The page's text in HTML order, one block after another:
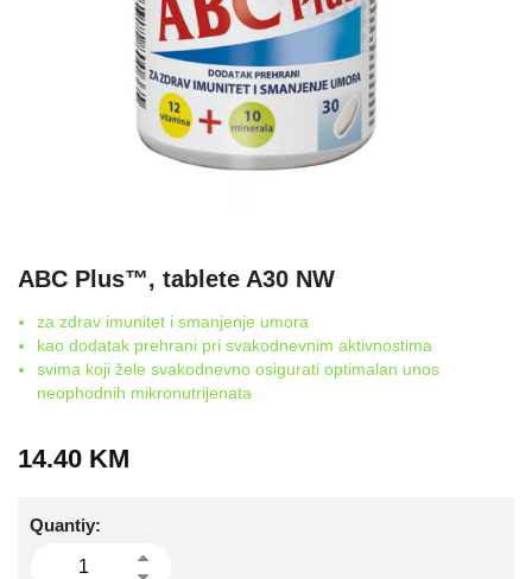
ABC Plus™, tablete A30 NW
za zdrav imunitet i smanjenje umora
kao dodatak prehrani pri svakodnevnim aktivnostima
svima koji žele svakodnevno osigurati optimalan unos
neophodnih mikronutrijenata
14.40 KM
Quantiy: